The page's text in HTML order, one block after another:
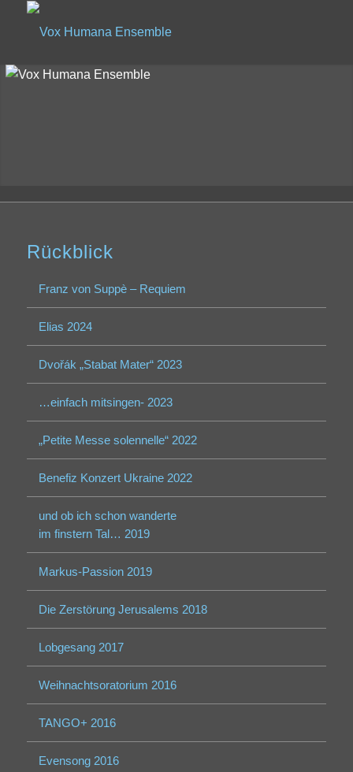
Rückblick
Franz von Suppè – Requiem
Elias 2024
Dvořák „Stabat Mater“ 2023
…einfach mitsingen- 2023
„Petite Messe solennelle“ 2022
Benefiz Konzert Ukraine 2022
und ob ich schon wanderte
im finstern Tal… 2019
Markus-Passion 2019
Die Zerstörung Jerusalems 2018
Lobgesang 2017
Weihnachtsoratorium 2016
TANGO+ 2016
Evensong 2016